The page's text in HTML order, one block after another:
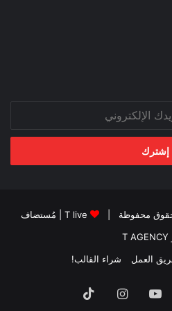
T live | مُستضاف
T AGENCY
العمل شراء القالب!
‫YouTubeانستقرام